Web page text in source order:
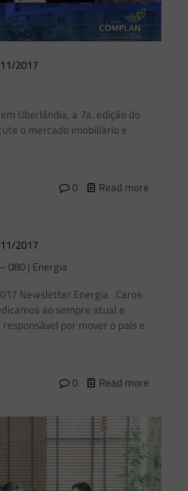
2017
Uberlândia, a 7a. edição do
o mercado imobiliário e
0 Read more
2017
080 | Energia
Newsletter Energia Caros
ao sempre atual e
por mover o país e
0 Read more